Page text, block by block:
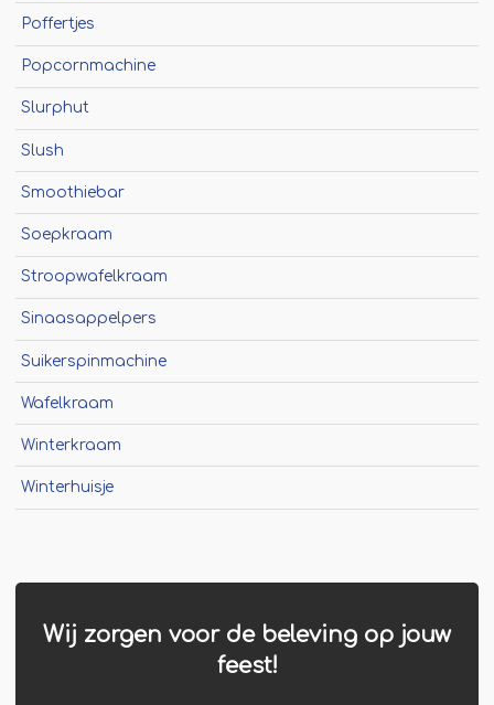
Poffertjes
Popcornmachine
Slurphut
Slush
Smoothiebar
Soepkraam
Stroopwafelkraam
Sinaasappelpers
Suikerspinmachine
Wafelkraam
Winterkraam
Winterhuisje
Wij zorgen voor de beleving op jouw
feest!